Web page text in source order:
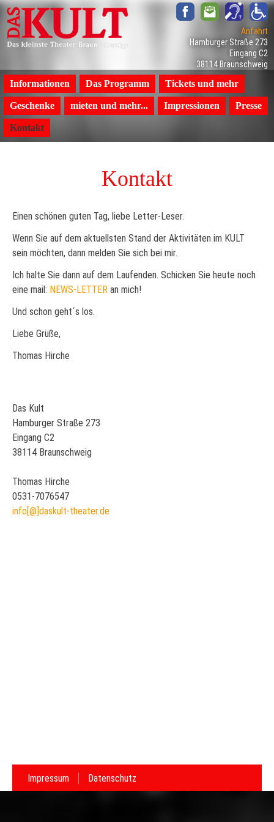
Anfahrt
Hamburger Straße 273
Eingang C2
38114 Braunschweig
Navigation
überspringen
Informationen Das Programm Tickets und mehr
Geschenke mieten und mehr... Impressionen Presse
Kontakt
Kontakt
Einen schönen guten Tag, liebe Letter-Leser.
Wenn Sie auf dem aktuellsten Stand der Aktivitäten im KULT
sein möchten, dann melden Sie sich bei mir.
Ich halte Sie dann auf dem Laufenden. Schicken Sie heute noch
eine mail: NEWS-LETTER an mich!
Und schon geht´s los.
Liebe Grüße,
Thomas Hirche
Das Kult
Hamburger Straße 273
Eingang C2
38114 Braunschweig
Thomas Hirche
0531-7076547
info[@]daskult-theater.de
Impressum Datenschutz